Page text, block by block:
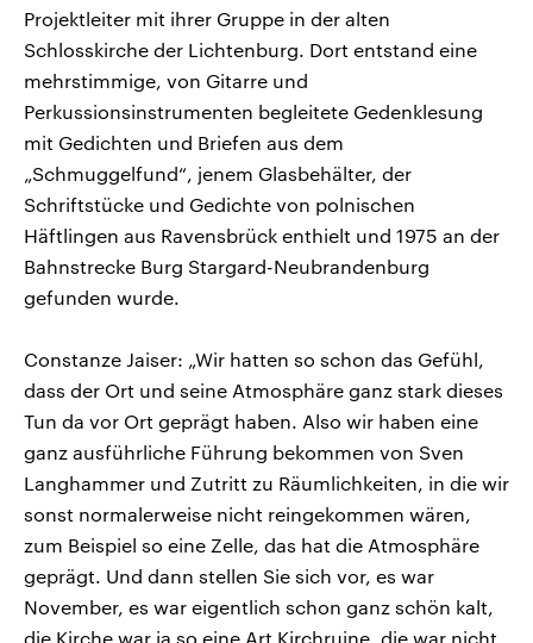
Projektleiter mit ihrer Gruppe in der alten
Schlosskirche der Lichtenburg. Dort entstand eine
mehrstimmige, von Gitarre und
Perkussionsinstrumenten begleitete Gedenklesung
mit Gedichten und Briefen aus dem
„Schmuggelfund“, jenem Glasbehälter, der
Schriftstücke und Gedichte von polnischen
Häftlingen aus Ravensbrück enthielt und 1975 an der
Bahnstrecke Burg Stargard-Neubrandenburg
gefunden wurde.
Constanze Jaiser: „Wir hatten so schon das Gefühl,
dass der Ort und seine Atmosphäre ganz stark dieses
Tun da vor Ort geprägt haben. Also wir haben eine
ganz ausführliche Führung bekommen von Sven
Langhammer und Zutritt zu Räumlichkeiten, in die wir
sonst normalerweise nicht reingekommen wären,
zum Beispiel so eine Zelle, das hat die Atmosphäre
geprägt. Und dann stellen Sie sich vor, es war
November, es war eigentlich schon ganz schön kalt,
die Kirche war ja so eine Art Kirchruine, die war nicht